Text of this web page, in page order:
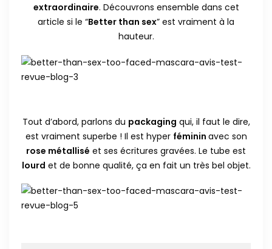
extraordinaire. Découvrons ensemble dans cet
article si le “Better than sex” est vraiment à la
hauteur.
Tout d’abord, parlons du packaging qui, il faut le dire,
est vraiment superbe ! Il est hyper féminin avec son
rose métallisé et ses écritures gravées. Le tube est
lourd et de bonne qualité, ça en fait un très bel objet.